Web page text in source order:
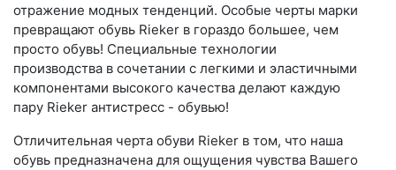
отражение модных тенденций. Особые черты марки
превращают обувь Rieker в гораздо большее, чем
просто обувь! Специальные технологии
производства в сочетании с легкими и эластичными
компонентами высокого качества делают каждую
пару Rieker антистресс - обувью!
Отличительная черта обуви Rieker в том, что наша
обувь предназначена для ощущения чувства Вашего